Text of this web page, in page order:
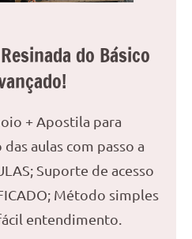
do Básico
+ Apostila para
aulas com passo a
Suporte de acesso
Método simples
entendimento.